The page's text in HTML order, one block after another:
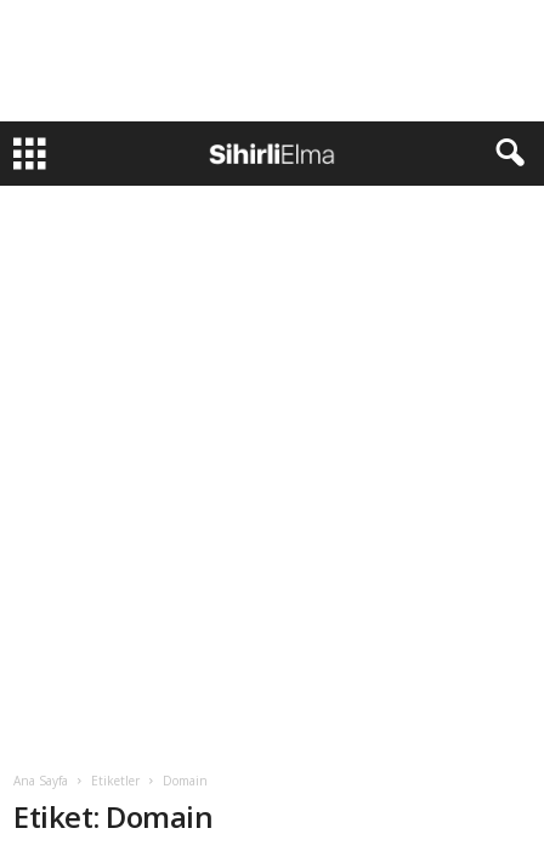
Ana Sayfa Etiketler Domain
Etiket: Domain